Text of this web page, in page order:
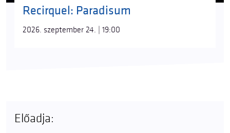
Recirquel: Paradisum
2026. szeptember 24. | 19:00
Előadja: